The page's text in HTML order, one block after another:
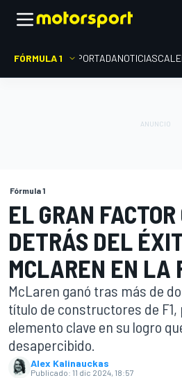
FÓRMULA 1 PORTADANOTICIAS
Fórmula 1
EL GRAN
DETRÁS DEL
MCLAREN EN LA
McLaren ganó tras más de
título de constructores de F1,
elemento clave en su logro
desapercibido.
Alex Kalinauckas
Publicado: 11 dic 2024, 18:57